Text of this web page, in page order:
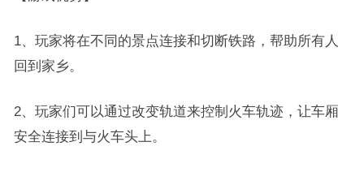
1、玩家将在不同的景点连接和切断铁路，帮助所有人
回到家乡。
2、玩家们可以通过改变轨道来控制火车轨迹，让车厢
安全连接到与火车头上。